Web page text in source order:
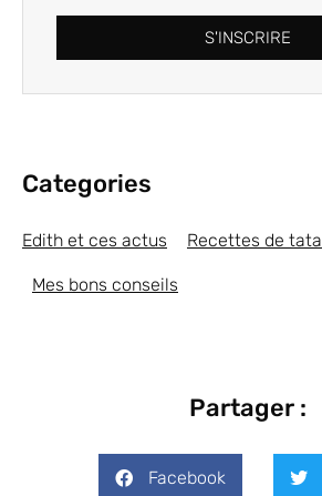
S'INSCRIRE
Categories
Edith et ces actus Recettes de tata
Mes bons conseils
Partager :
Facebook